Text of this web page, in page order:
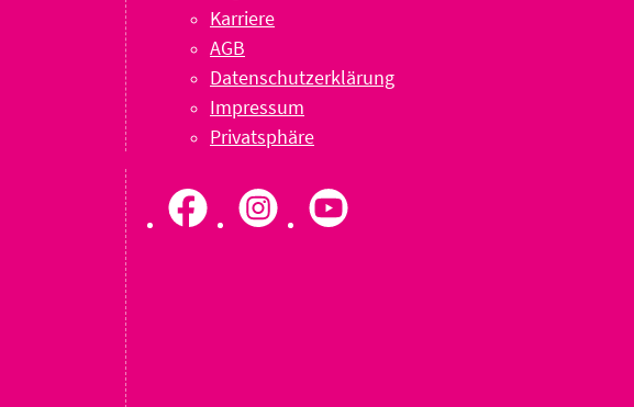
Karriere
AGB
Datenschutzerklärung
Impressum
Privatsphäre